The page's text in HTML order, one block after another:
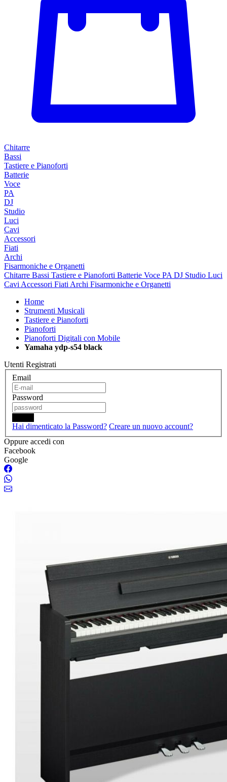
Chitarre
Bassi
Tastiere e Pianoforti
Batterie
Voce
PA
DJ
Studio
Luci
Cavi
Accessori
Fiati
Archi
Fisarmoniche e Organetti
Chitarre Bassi Tastiere e Pianoforti Batterie Voce PA DJ Studio Luci
Cavi Accessori Fiati Archi Fisarmoniche e Organetti
Home
Strumenti Musicali
Tastiere e Pianoforti
Pianoforti
Pianoforti Digitali con Mobile
Yamaha ydp-s54 black
Utenti Registrati
Email
Password
Hai dimenticato la Password? Creare un nuovo account?
Oppure accedi con
Facebook
Google